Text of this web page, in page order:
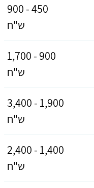
450 - 900
ש"ח
900 - 1,700
ש"ח
1,900 - 3,400
ש"ח
1,400 - 2,400
ש"ח